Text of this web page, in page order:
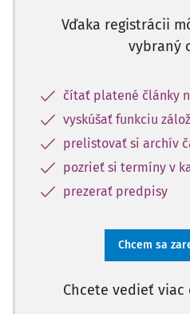
Vďaka registrácii
vybraný
čítať platené články
vyskúšať funkciu
prelistovať si archív
pozrieť si termíny v
prezerať predpisy
Chcem sa
Chcete vedieť viac